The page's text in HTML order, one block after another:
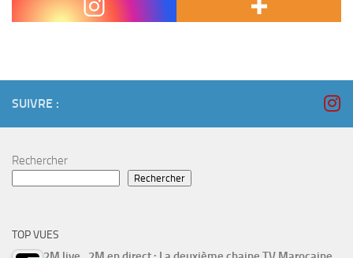
younes ,...
SUIVRE :
Rechercher
Rechercher
TOP VUES